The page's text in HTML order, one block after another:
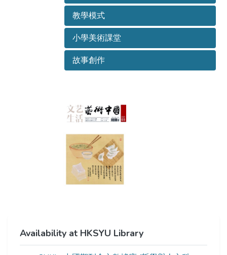
教學模式
小學美術課堂
故事創作
Availability at HKSYU Library